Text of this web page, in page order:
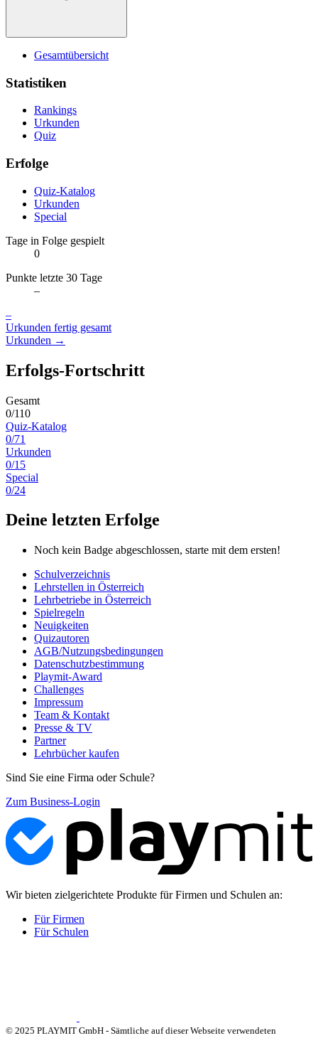
Gesamtübersicht
Statistiken
Rankings
Urkunden
Quiz
Erfolge
Quiz-Katalog
Urkunden
Special
Tage in Folge gespielt
0
Punkte letzte 30 Tage
–
–
Urkunden fertig gesamt
Urkunden →
Erfolgs-Fortschritt
Gesamt
0/110
Quiz-Katalog
0/71
Urkunden
0/15
Special
0/24
Deine letzten Erfolge
Noch kein Badge abgeschlossen, starte mit dem ersten!
Schulverzeichnis
Lehrstellen in Österreich
Lehrbetriebe in Österreich
Spielregeln
Neuigkeiten
Quizautoren
AGB/Nutzungsbedingungen
Datenschutzbestimmung
Playmit-Award
Challenges
Impressum
Team & Kontakt
Presse & TV
Partner
Lehrbücher kaufen
Sind Sie eine Firma oder Schule?
Zum Business-Login
Wir bieten zielgerichtete Produkte für Firmen und Schulen an:
Für Firmen
Für Schulen
© 2025 PLAYMIT GmbH - Sämtliche auf dieser Webseite verwendeten